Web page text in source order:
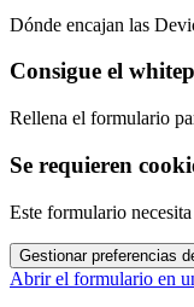
Dónde encajan las
Consigue el
Rellena el formulario
Se requieren
Este formulario
Gestionar preferencias
Abrir el formulario en